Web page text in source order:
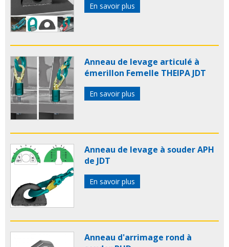
En savoir plus
Anneau de levage articulé à
émerillon Femelle THEIPA JDT
En savoir plus
Anneau de levage à souder APH
de JDT
En savoir plus
Anneau d'arrimage rond à